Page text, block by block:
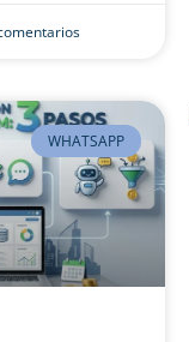
WHATSAPP